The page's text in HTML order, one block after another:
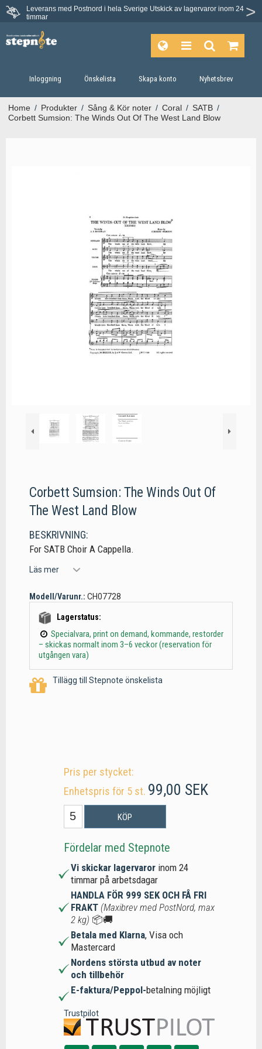
Leverans med Postnord i hela Sverige Utskick av lagervaror inom 24
timmar
Inloggning Önskelista Skapa konto Nyhetsbrev
Home / Produkter / Sång & Kör noter / Coral / SATB /
Corbett Sumsion: The Winds Out Of The West Land Blow
Corbett Sumsion: The Winds Out Of
The West Land Blow
BESKRIVNING:
For SATB Choir A Cappella.
Läs mer
Modell/Varunr.: CH07728
Lagerstatus:
Specialvara, print on demand, kommande, restorder
– skickas normalt inom 3–6 veckor (reservation för
utgången vara)
Tillägg till Stepnote önskelista
Pris per stycket:
Enhetspris för 5 st. 99,00 SEK
KÖP
Fördelar med Stepnote
Vi skickar lagervaror inom 24
timmar på arbetsdagar
HANDLA FÖR 999 SEK OCH FÅ FRI
FRAKT (Maxibrev med PostNord, max
2 kg) 📦🚚
Betala med Klarna, Visa och
Mastercard
Nordens största utbud av noter
och tillbehör
E-faktura/Peppol-betalning möjligt
Trustpilot